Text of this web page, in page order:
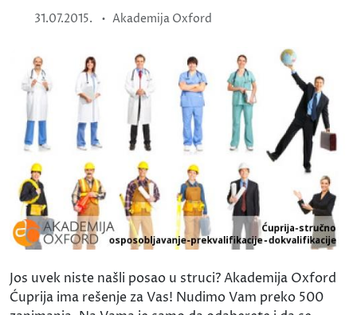
31.07.2015. • Akademija Oxford
Jos uvek niste našli posao u struci? Akademija Oxford
Ćuprija ima rešenje za Vas! Nudimo Vam preko 500